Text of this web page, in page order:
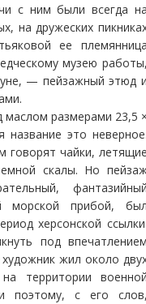
с ним были всегда
на дружеских
ее
музею
— пейзажный этюд
маслом размерами 23,5
название это
говорят чайки,
скалы. Но
морской прибой,
херсонской
под
жил около
территории
поэтому, с его